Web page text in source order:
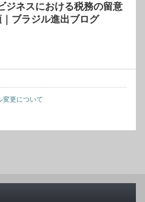
ジネスにおける税務の留意
｜ブラジル進出ブログ
変更について